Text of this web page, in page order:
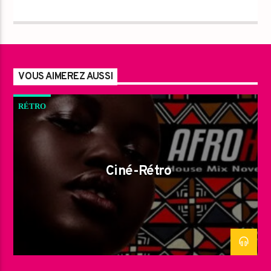
VOUS AIMEREZ AUSSI
RÉTRO
Ciné-Rétro